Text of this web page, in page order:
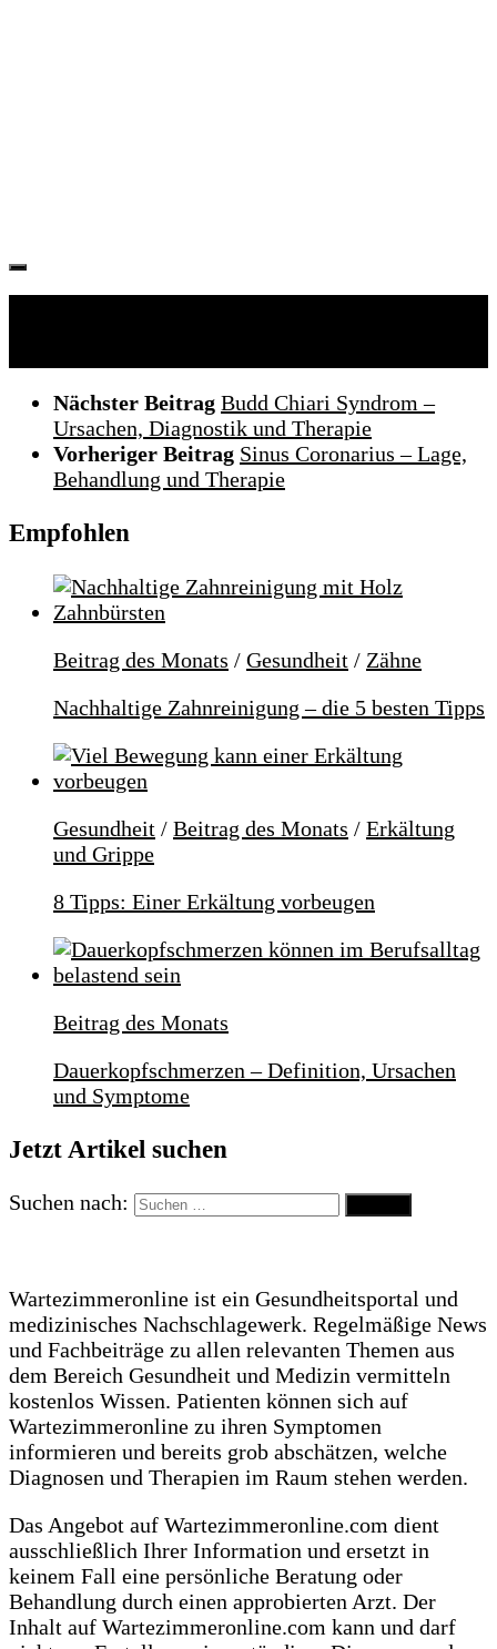
Nächster Beitrag Budd Chiari Syndrom –
Ursachen, Diagnostik und Therapie
Vorheriger Beitrag Sinus Coronarius – Lage,
Behandlung und Therapie
Empfohlen
Beitrag des Monats / Gesundheit / Zähne
Nachhaltige Zahnreinigung – die 5 besten Tipps
Gesundheit / Beitrag des Monats / Erkältung
und Grippe
8 Tipps: Einer Erkältung vorbeugen
Beitrag des Monats
Dauerkopfschmerzen – Definition, Ursachen
und Symptome
Jetzt Artikel suchen
Suchen nach:
Wartezimmeronline ist ein Gesundheitsportal und
medizinisches Nachschlagewerk. Regelmäßige News
und Fachbeiträge zu allen relevanten Themen aus
dem Bereich Gesundheit und Medizin vermitteln
kostenlos Wissen. Patienten können sich auf
Wartezimmeronline zu ihren Symptomen
informieren und bereits grob abschätzen, welche
Diagnosen und Therapien im Raum stehen werden.
Das Angebot auf Wartezimmeronline.com dient
ausschließlich Ihrer Information und ersetzt in
keinem Fall eine persönliche Beratung oder
Behandlung durch einen approbierten Arzt. Der
Inhalt auf Wartezimmeronline.com kann und darf